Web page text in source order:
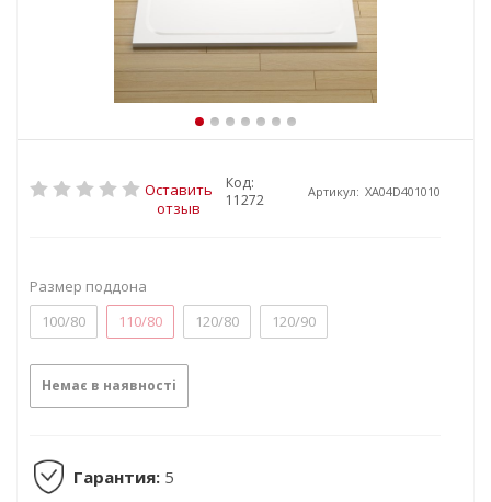
Оставить
отзыв
Код:
11272
Артикул: XA04D401010
Размер поддона
100/80
110/80 120/80 120/90
Немає в наявності
Гарантия: 5